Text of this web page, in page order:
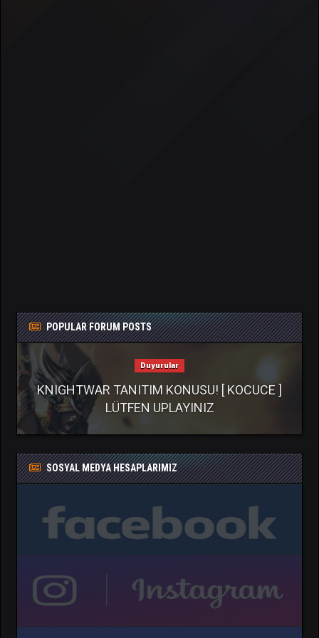
POPULAR FORUM POSTS
Duyurular
KNIGHTWAR TANITIM KONUSU! [ KOCUCE ]
LÜTFEN UPLAYINIZ
SOSYAL MEDYA HESAPLARIMIZ
">